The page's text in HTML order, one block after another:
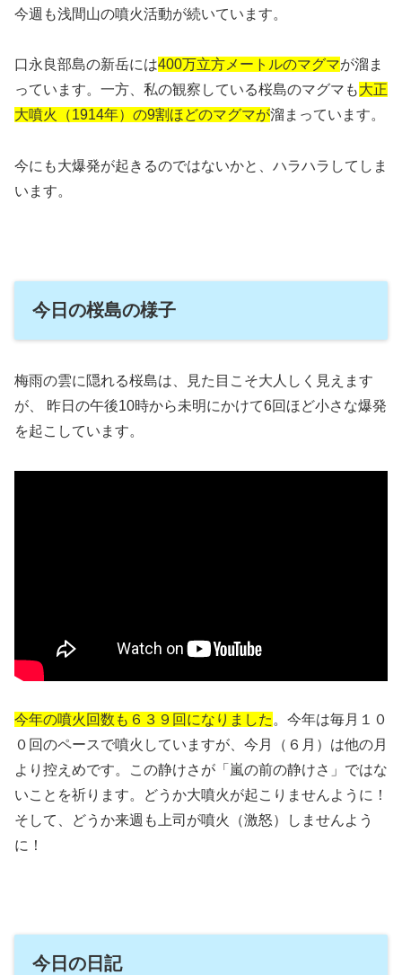
今週も浅間山の噴火活動が続いています。
口永良部島の新岳には400万立方メートルのマグマが溜ま
っています。一方、私の観察している桜島のマグマも大正
大噴火（1914年）の9割ほどのマグマが溜まっています。
今にも大爆発が起きるのではないかと、ハラハラしてしま
います。
今日の桜島の様子
梅雨の雲に隠れる桜島は、見た目こそ大人しく見えます
が、 昨日の午後10時から未明にかけて6回ほど小さな爆発
を起こしています。
今年の噴火回数も６３９回になりました 。今年は毎月１０
０回のペースで噴火していますが、今月（６月）は他の月
より控えめです。この静けさが「嵐の前の静けさ」ではな
いことを祈ります。どうか大噴火が起こりませんように！
そして、どうか来週も上司が噴火（激怒）しませんよう
に！
今日の日記